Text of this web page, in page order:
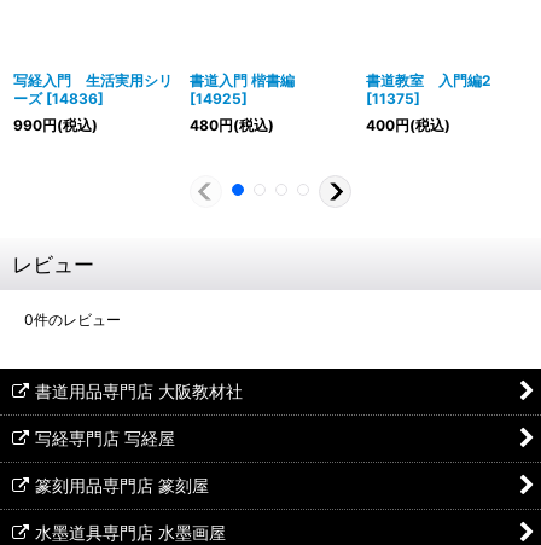
写経入門 生活実用シリ
ーズ [14836]
990円(税込)
書道入門 楷書編
[14925]
480円(税込)
書道教室 入門編2
[11375]
400円(税込)
レビュー
0件のレビュー
書道用品専門店 大阪教材社
写経専門店 写経屋
篆刻用品専門店 篆刻屋
水墨道具専門店 水墨画屋